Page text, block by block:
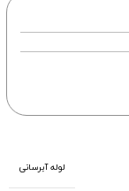
لوله آبرسانی